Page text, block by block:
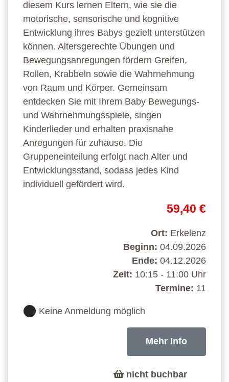
diesem Kurs lernen Eltern, wie sie die
motorische, sensorische und kognitive
Entwicklung ihres Babys gezielt unterstützen
können. Altersgerechte Übungen und
Bewegungsanregungen fördern Greifen,
Rollen, Krabbeln sowie die Wahrnehmung
von Raum und Körper. Gemeinsam
entdecken Sie mit Ihrem Baby Bewegungs-
und Wahrnehmungsspiele, singen
Kinderlieder und erhalten praxisnahe
Anregungen für zuhause. Die
Gruppeneinteilung erfolgt nach Alter und
Entwicklungsstand, sodass jedes Kind
individuell gefördert wird.
59,40 €
Ort: Erkelenz
Beginn: 04.09.2026
Ende: 04.12.2026
Zeit: 10:15 - 11:00 Uhr
Termine: 11
Keine Anmeldung möglich
Mehr Info
nicht buchbar